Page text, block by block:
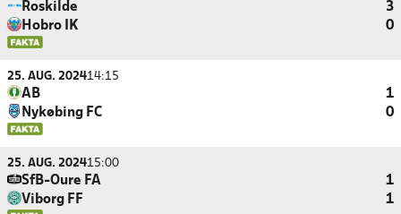
Roskilde
3
Hobro IK
0
25. AUG. 202414:15
AB
1
Nykøbing FC
0
25. AUG. 202415:00
SfB-Oure FA
1
Viborg FF
1